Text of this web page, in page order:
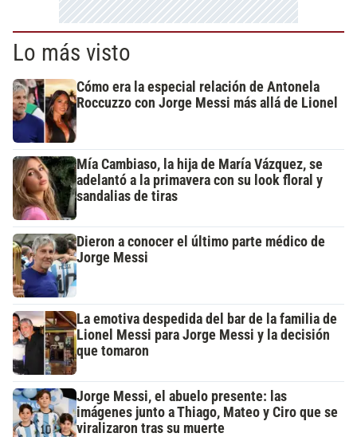
Lo más visto
Cómo era la especial relación de Antonela
Roccuzzo con Jorge Messi más allá de Lionel
Mía Cambiaso, la hija de María Vázquez, se
adelantó a la primavera con su look floral y
sandalias de tiras
Dieron a conocer el último parte médico de
Jorge Messi
La emotiva despedida del bar de la familia de
Lionel Messi para Jorge Messi y la decisión
que tomaron
Jorge Messi, el abuelo presente: las
imágenes junto a Thiago, Mateo y Ciro que se
viralizaron tras su muerte